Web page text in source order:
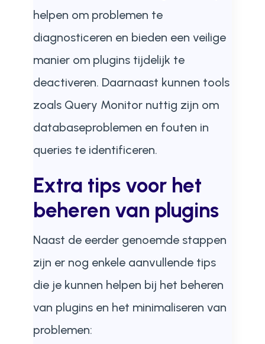
helpen om problemen te
diagnosticeren en bieden een veilige
manier om plugins tijdelijk te
deactiveren. Daarnaast kunnen tools
zoals Query Monitor nuttig zijn om
databaseproblemen en fouten in
queries te identificeren.
Extra tips voor het
beheren van plugins
Naast de eerder genoemde stappen
zijn er nog enkele aanvullende tips
die je kunnen helpen bij het beheren
van plugins en het minimaliseren van
problemen: